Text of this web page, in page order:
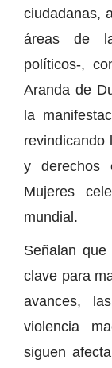
ciudadanas,
áreas de
políticos-,
Aranda de
la
revindicando
y derechos
Mujeres
mundial.
Señalan
clave para
avances,
violencia
siguen